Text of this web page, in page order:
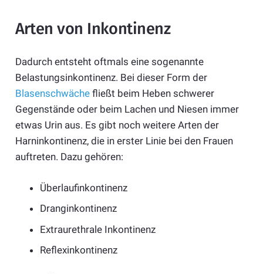
Arten von Inkontinenz
Dadurch entsteht oftmals eine sogenannte
Belastungsinkontinenz. Bei dieser Form der
Blasenschwächefließt beim Heben schwerer
Gegenstände oder beim Lachen und Niesen immer
etwas Urin aus. Es gibt noch weitere Arten der
Harninkontinenz, die in erster Linie bei den Frauen
auftreten. Dazu gehören:
Überlaufinkontinenz
Dranginkontinenz
Extraurethrale Inkontinenz
Reflexinkontinenz